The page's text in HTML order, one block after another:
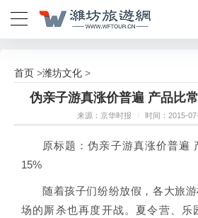
首页 >潍坊文化 >
伪亲子游真涨价普遍 产品比
来源：京华时报 / 时间：2015-
原标题：伪亲子游真涨价普遍
15%
随着孩子们纷纷放假，各大旅
场的厮杀也再度开战。夏令营、乐